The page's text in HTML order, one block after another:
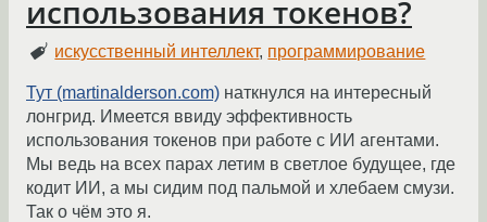
использования токенов?
искусственный интеллект, программирование
Тут (martinalderson.com) наткнулся на интересный
лонгрид. Имеется ввиду эффективность
использования токенов при работе с ИИ агентами.
Мы ведь на всех парах летим в светлое будущее, где
кодит ИИ, а мы сидим под пальмой и хлебаем смузи.
Так о чём это я.